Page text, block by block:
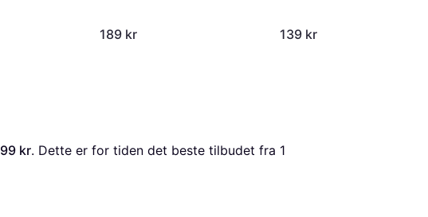
189 kr 139 kr
99 kr. Dette er for tiden det beste tilbudet fra 1